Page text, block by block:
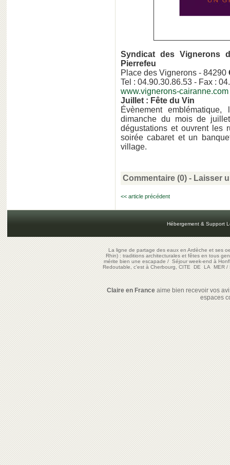
Syndicat des Vignerons
Pierrefeu
Place des Vignerons - 84290
Tel : 04.90.30.86.53 - Fax :
www.vignerons-cairanne.com
Juillet : Fête du Vin
Évènement
dimanche du mois de
dégustations et ouvrent les
soirée cabaret et un
village.
Commentaire (0) - Laisser
<< article précédent
Hébergement & Support
La ligne de partage des eaux en Ardèche et ses
Rhin) : traditions architecturales et fêtes en tous
mérite bien une escapade/Séjour week-end à
Redoutable, c'est à Cherbourg, CITE DE LA MER/
Claire en Franceaime bien recevoir vos
espaces